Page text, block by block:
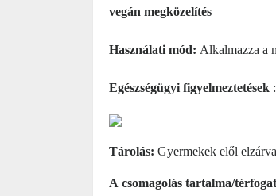
vegán megközelítés
Használati mód: Alkalmazza a
Egészségügyi figyelmeztetések
Tárolás: Gyermekek elől
A csomagolás tartalma/